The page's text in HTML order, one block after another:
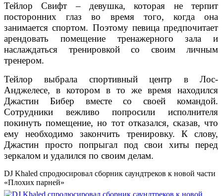
Тейлор Свифт – девушка, которая не терпит
посторонних глаз во время того, когда она
занимается спортом. Поэтому певица предпочитает
арендовать помещение тренажерного зала и
наслаждаться тренировкой со своим личным
тренером.
Тейлор выбрала спортивный центр в Лос-
Анджелесе, в котором в то же время находился
Джастин Бибер вместе со своей командой.
Сотрудники вежливо попросили исполнителя
покинуть помещение, но тот отказался, сказав, что
ему необходимо закончить тренировку. К слову,
Джастин просто попрыгал под свои хиты перед
зеркалом и удалился по своим делам.
DJ Khaled спродюсировал сборник саундтреков к новой части
«Плохих парней»